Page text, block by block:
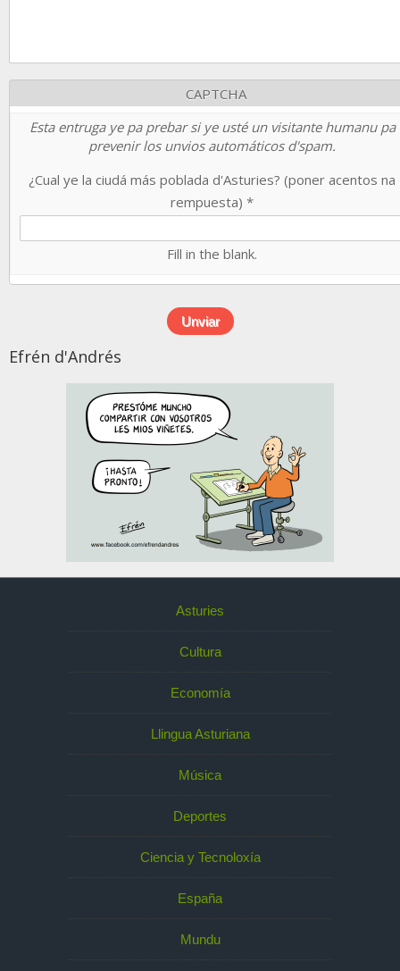
CAPTCHA
Esta entruga ye pa prebar si ye usté un visitante humanu pa
prevenir los unvios automáticos d'spam.
¿Cual ye la ciudá más poblada d'Asturies? (poner acentos na
rempuesta) *
Fill in the blank.
Efrén d'Andrés
Asturies
Cultura
Economía
Llingua Asturiana
Música
Deportes
Ciencia y Tecnoloxía
España
Mundu